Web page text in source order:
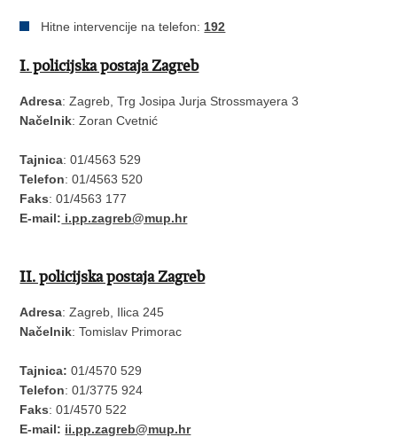
Hitne intervencije na telefon: 192
I. policijska postaja Zagreb
Adresa: Zagreb, Trg Josipa Jurja Strossmayera 3
Načelnik: Zoran Cvetnić
Tajnica: 01/4563 529
Telefon: 01/4563 520
Faks: 01/4563 177
E-mail: i.pp.zagreb@mup.hr
II. policijska postaja Zagreb
Adresa: Zagreb, Ilica 245
Načelnik: Tomislav Primorac
Tajnica:01/4570 529
Telefon: 01/3775 924
Faks: 01/4570 522
E-mail: ii.pp.zagreb@mup.hr